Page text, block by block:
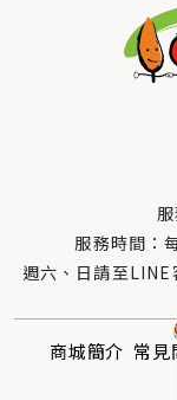
服務時間：
週六、日請至
商城簡介 常見